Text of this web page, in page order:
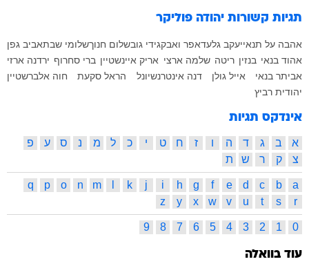
תגיות קשורות יהודה פוליקר
אהבה על תנאייעקב גלעדאפר ואבקגידי גובשלום חנוךשלומי שבתאביב גפן
אהוד בנאי בנזין ריטה שלמה ארצי אריק איינשטיין ברי סחרוף ירדנה ארזי
אביתר בנאי
אייל גולן דנה אינטרנשיונל הראל סקעת
חוה אלברשטיין
יהודית רביץ
אינדקס תגיות
א ב ג ד ה ו ז ח ט י כ ל מ נ ס ע
פ
צ
ק ר ש ת
a
b
c
d
e
f
g
h
i
j
k
m
n
o
p
q
r
s
t
u
v
w
x
y
z
0
1
2
3
4
5
6
7
8
9
עוד בוואלה